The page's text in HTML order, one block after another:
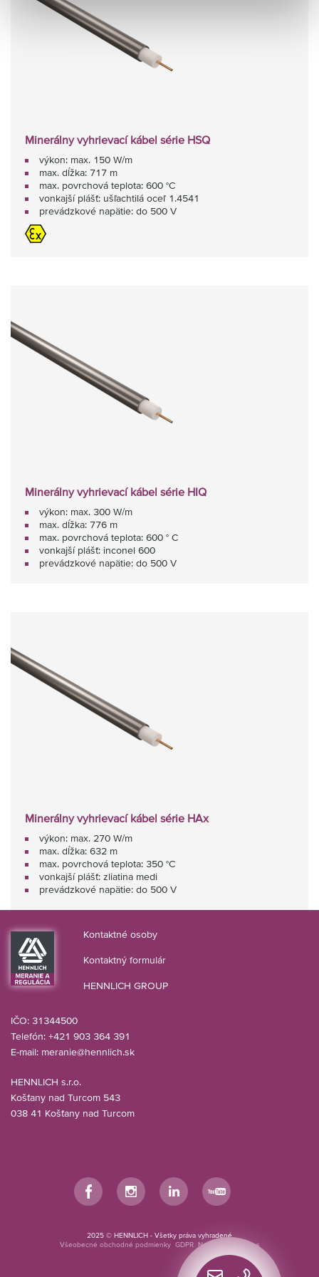
Minerálny vyhrievací kábel série HSQ
výkon: max. 150 W/m
max. dĺžka: 717 m
max. povrchová teplota: 600 °C
vonkajší plášť: ušľachtilá oceľ 1.4541
prevádzkové napätie: do 500 V
Minerálny vyhrievací kábel série HIQ
výkon: max. 300 W/m
max. dĺžka: 776 m
max. povrchová teplota: 600 ° C
vonkajší plášť: inconel 600
prevádzkové napätie: do 500 V
Minerálny vyhrievací kábel série HAx
výkon: max. 270 W/m
max. dĺžka: 632 m
max. povrchová teplota: 350 °C
vonkajší plášť: zliatina medi
prevádzkové napätie: do 500 V
Rýchly
Kontaktné osoby
Kontaktný formulár
HENNLICH GROUP
HENNLICH s.r.o.
Košťany nad Turcom 543
038 41 Košťany nad Turcom
IČO: 31344500
Telefón: +421 903 364 391
E-mail: meranie@hennlich.sk
2025 © HENNLICH - Všetky práva vyhradené
Všeobecné obchodné podmienky GDPR Nastavenia cookies
FacebookInstagramLinkedIn YouTube